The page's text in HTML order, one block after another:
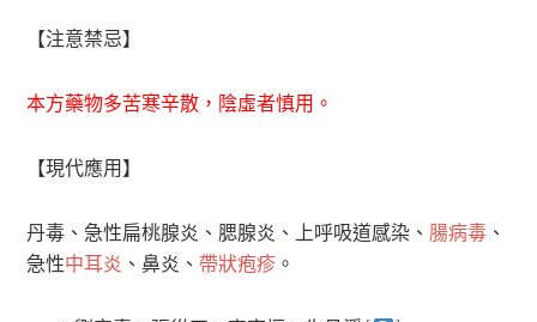
【注意禁忌】
本方藥物多苦寒辛散，陰虛者慎用。
【現代應用】
丹毒、急性扁桃腺炎、腮腺炎、上呼吸道感染、 腸病毒 、
急性中耳炎 、鼻炎、 帶狀疱疹 。